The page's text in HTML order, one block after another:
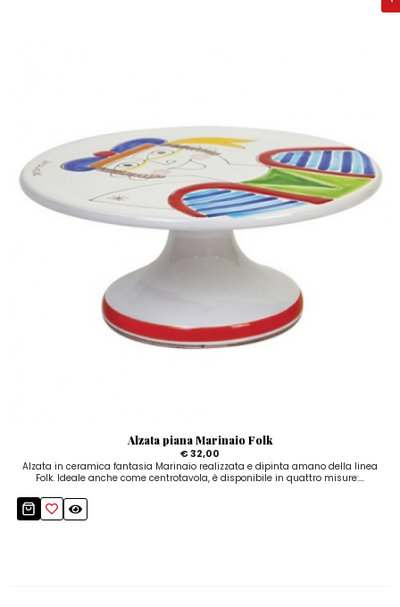
Alzata piana Marinaio Folk
€ 32,00
Alzata in ceramica fantasia Marinaio realizzata e dipinta amano della linea
Folk. Ideale anche come centrotavola, è disponibile in quattro misure:...